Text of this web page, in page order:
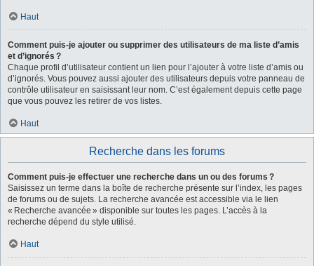
Haut
Comment puis-je ajouter ou supprimer des utilisateurs de ma liste d’amis
et d’ignorés ?
Chaque profil d’utilisateur contient un lien pour l’ajouter à votre liste d’amis ou
d’ignorés. Vous pouvez aussi ajouter des utilisateurs depuis votre panneau de
contrôle utilisateur en saisissant leur nom. C’est également depuis cette page
que vous pouvez les retirer de vos listes.
Haut
Recherche dans les forums
Comment puis-je effectuer une recherche dans un ou des forums ?
Saisissez un terme dans la boîte de recherche présente sur l’index, les pages
de forums ou de sujets. La recherche avancée est accessible via le lien
« Recherche avancée » disponible sur toutes les pages. L’accès à la
recherche dépend du style utilisé.
Haut